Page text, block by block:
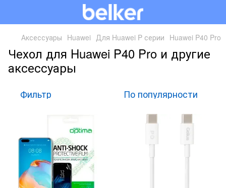
Аксессуары Huawei Для Huawei P серии Huawei P40 Pro
Чехол для Huawei P40 Pro и другие
аксессуары
Фильтр По популярности